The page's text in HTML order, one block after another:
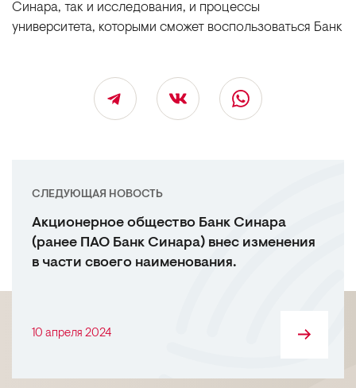
Синара, так и исследования, и процессы
университета, которыми сможет воспользоваться Банк
СЛЕДУЮЩАЯ НОВОСТЬ
Акционерное общество Банк Синара
(ранее ПАО Банк Синара) внес изменения
в части своего наименования.
10 апреля 2024